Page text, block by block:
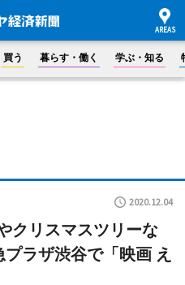
買う 暮らす・働く 学ぶ・知る
2020.12.04
クリスマスツリーな
ラザ渋谷で「映画 え